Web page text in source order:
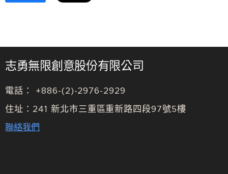
志勇無限創意股份有限公司
電話： +886-(2)-2976-2929
住址：241 新北市三重區重新路四段97號5樓
聯絡我們